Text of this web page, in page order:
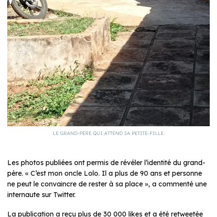
LE GRAND-PÈRE QUI ATTEND SA PETITE-FILLE.
Les photos publiées ont permis de révéler l’identité du grand-
père. « C’est mon oncle Lolo. Il a plus de 90 ans et personne
ne peut le convaincre de rester à sa place », a commenté une
internaute sur Twitter.
La publication a reçu plus de 30 000 likes et a été retweetée